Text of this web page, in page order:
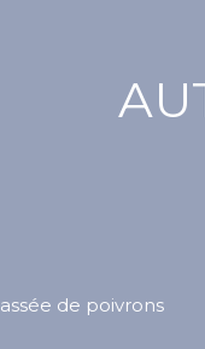
de poivrons